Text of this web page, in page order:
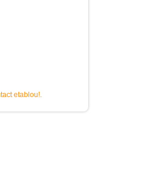
etablou!.